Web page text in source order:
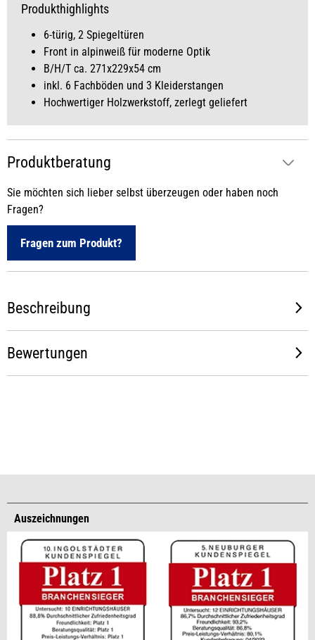
Produkthighlights
6-türig, 2 Spiegeltüren
Front in alpinweiß für moderne Optik
B/H/T ca. 271x229x54 cm
inkl. 6 Fachböden und 3 Kleiderstangen
Hochwertiger Holzwerkstoff, zerlegt geliefert
Produktberatung
Sie möchten sich lieber selbst überzeugen oder haben noch
Fragen?
Fragen zum Produkt?
Beschreibung
Bewertungen
Auszeichnungen